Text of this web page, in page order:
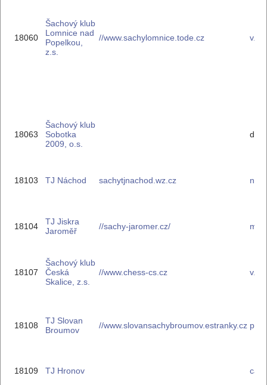
18060
Šachový klub
Lomnice nad
Popelkou,
z.s.
//www.sachylomnice.tode.cz
18063
Šachový klub
Sobotka
2009, o.s.
18103 TJ Náchod sachytjnachod.wz.cz
18104
TJ Jiskra
Jaroměř
//sachy-jaromer.cz/
18107
Šachový klub
Česká
Skalice, z.s.
//www.chess-cs.cz
18108
TJ Slovan
Broumov
//www.slovansachybroumov.estranky.cz
18109 TJ Hronov